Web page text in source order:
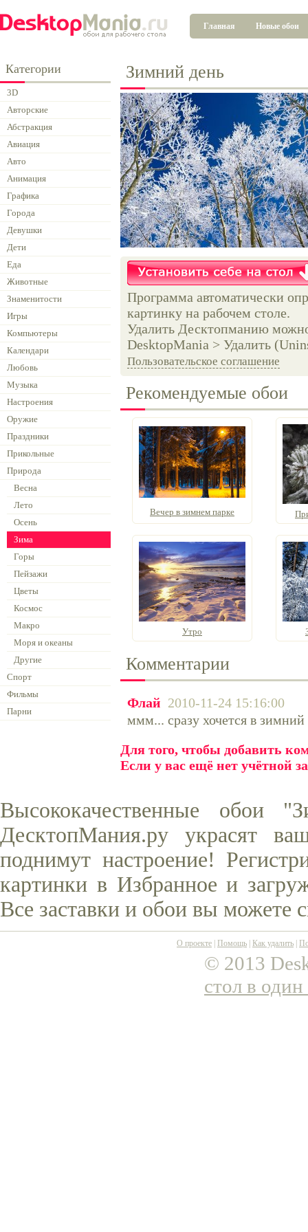
Главная Новые обои
Категории
3D
Авторские
Абстракция
Авиация
Авто
Анимация
Графика
Города
Девушки
Дети
Еда
Животные
Знаменитости
Игры
Компьютеры
Календари
Любовь
Музыка
Настроения
Оружие
Праздники
Прикольные
Природа
Весна
Лето
Осень
Зима
Горы
Пейзажи
Цветы
Космос
Макро
Моря и океаны
Другие
Спорт
Фильмы
Парни
Зимний день
Программа автоматически
картинку на рабочем столе.
Удалить Десктопманию
DesktopMania > Удалить
Пользовательское соглашение
Рекомендуемые обои
Вечер в зимнем парке
Утро
Комментарии
Флай 2010-11-24 15:16:00
ммм... сразу хочется в
Для того, чтобы добавить
Если у вас ещё нет учётной
Высококачественные обои
ДесктопМания.ру украсят
поднимут настроение!
картинки в Избранное и
Все заставки и обои вы можете
О проекте Помощь Как удалить
© 2013
стол в